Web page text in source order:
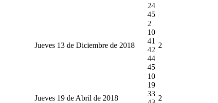
24
45
Jueves 13 de Diciembre de 2018
2
10
41
42
44
45
2
Jueves 19 de Abril de 2018
10
19
33
2